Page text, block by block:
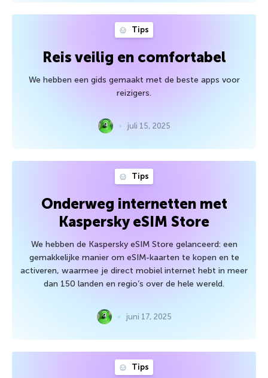
Tips
Reis veilig en comfortabel
We hebben een gids gemaakt met de beste apps voor
reizigers.
juli 15, 2025
Tips
Onderweg internetten met
Kaspersky eSIM Store
We hebben de Kaspersky eSIM Store gelanceerd: een
gemakkelijke manier om eSIM-kaarten te kopen en te
activeren, waarmee je direct mobiel internet hebt in meer
dan 150 landen en regio’s over de hele wereld.
juni 17, 2025
Tips